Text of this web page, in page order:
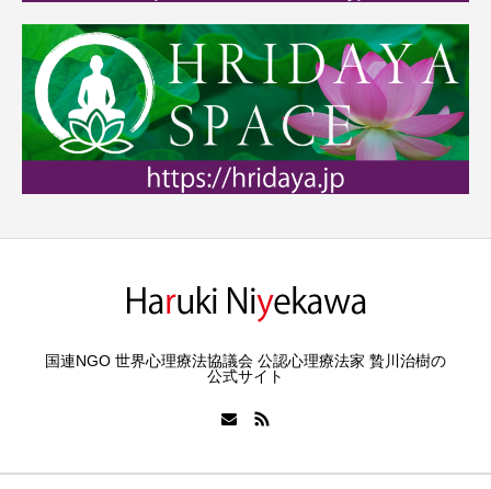
国連NGO 世界心理療法協議会 公認心理療法家 贄川治樹の
公式サイト